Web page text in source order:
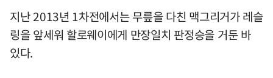
지난 2013년 1차전에서는 무릎을 다친 맥그리거가 레슬
링을 앞세워 할로웨이에게 만장일치 판정승을 거둔 바
있다.